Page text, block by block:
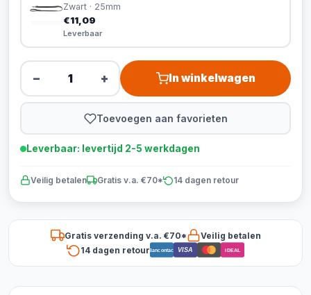
Zwart · 25mm
€11,09
Leverbaar
− + In winkelwagen
Toevoegen aan favorieten
Leverbaar: levertijd 2-5 werkdagen
Veilig betalen Gratis v.a. €70* 14 dagen retour
Gratis verzending v.a. €70*
Veilig betalen
14 dagen retourBancontact VISA iDEAL